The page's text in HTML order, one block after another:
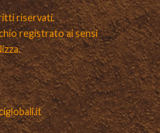
riservati.
registrato ai sensi